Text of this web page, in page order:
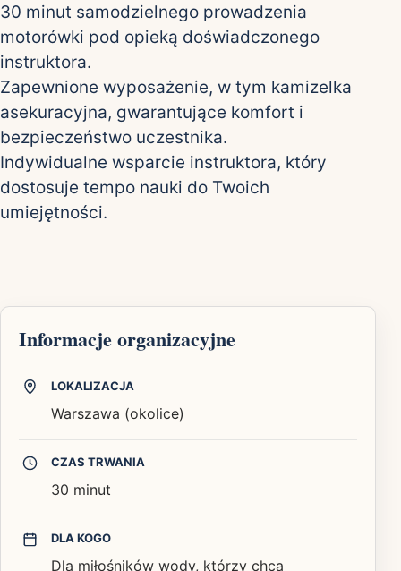
30 minut samodzielnego prowadzenia
motorówki pod opieką doświadczonego
instruktora.
Zapewnione wyposażenie, w tym kamizelka
asekuracyjna, gwarantujące komfort i
bezpieczeństwo uczestnika.
Indywidualne wsparcie instruktora, który
dostosuje tempo nauki do Twoich
umiejętności.
Informacje organizacyjne
LOKALIZACJA
Warszawa (okolice)
CZAS TRWANIA
30 minut
DLA KOGO
Dla miłośników wody, którzy chcą